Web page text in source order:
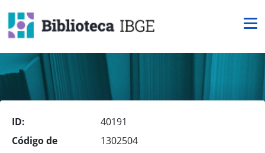
ID:
40191
Código de
1302504